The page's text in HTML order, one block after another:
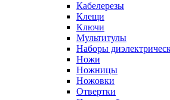
Кабелерезы
Клещи
Ключи
Мультитулы
Наборы
Ножи
Ножницы
Ножовки
Отвертки